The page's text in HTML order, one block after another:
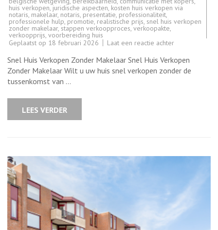
huis verkopen,juridische aspecten, kosten huis verkopen via
notaris, makelaar, notaris, presentatie, professionaliteit,
professionele hulp, promotie, realistische prijs, snel huis verkopen
zonder makelaar, stappen verkoopproces,verkoopakte,
verkoopprijs, voorbereiding huis
Geplaatst op 18 februari 2026 Laat een reactie achterop
het
Snel
Verkopen
Snel Huis Verkopen Zonder Makelaar Snel Huis Verkopen
Zonder Makelaar Wilt u uw huis snel verkopen zonder de
tussenkomst van …
LEES VERDER